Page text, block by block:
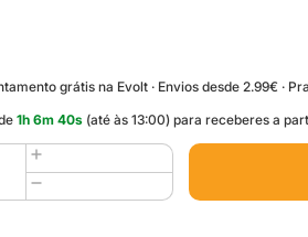
grátis na Evolt · Envios desde 2.99€ ·
1h6m38s (até às 13:00) para receberes a